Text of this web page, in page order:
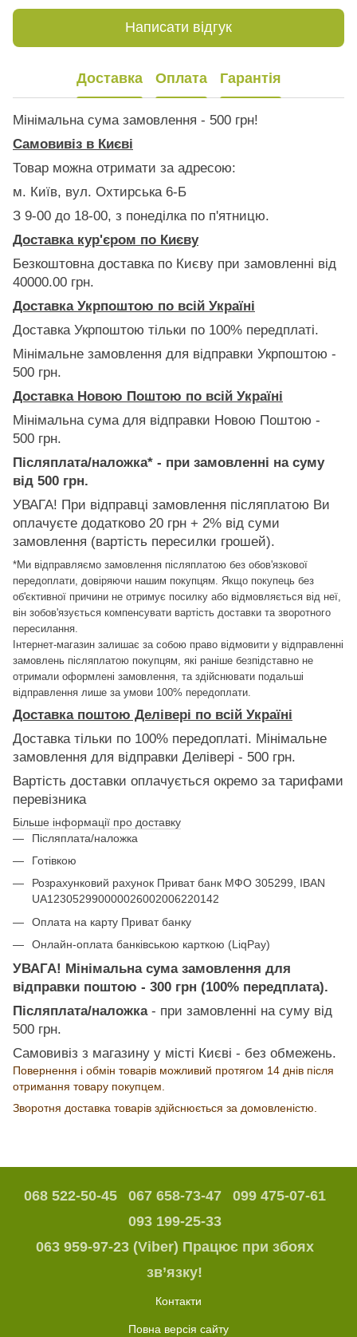
Написати відгук
Доставка Оплата Гарантія
Мінімальна сума замовлення - 500 грн!
Самовивіз в Києві
Товар можна отримати за адресою:
м. Київ, вул. Охтирська 6-Б
З 9-00 до 18-00, з понеділка по п'ятницю.
Доставка кур'єром по Києву
Безкоштовна доставка по Києву при замовленні від
40000.00 грн.
Доставка Укрпоштою по всій Україні
Доставка Укрпоштою тільки по 100% передплаті.
Мінімальне замовлення для відправки Укрпоштою -
500 грн.
Доставка Новою Поштою по всій Україні
Мінімальна сума для відправки Новою Поштою -
500 грн.
Післяплата/наложка* - при замовленні на суму
від 500 грн.
УВАГА! При відправці замовлення післяплатою Ви
оплачуєте додатково 20 грн + 2% від суми
замовлення (вартість пересилки грошей).
*Ми відправляємо замовлення післяплатою без обов'язкової
передоплати, довіряючи нашим покупцям. Якщо покупець без
об'єктивної причини не отримує посилку або відмовляється від неї,
він зобов'язується компенсувати вартість доставки та зворотного
пересилання.
Інтернет-магазин залишає за собою право відмовити у відправленні
замовлень післяплатою покупцям, які раніше безпідставно не
отримали оформлені замовлення, та здійснювати подальші
відправлення лише за умови 100% передоплати.
Доставка поштою Делівері по всій Україні
Доставка тільки по 100% передоплаті. Мінімальне
замовлення для відправки Делівері - 500 грн.
Вартість доставки оплачується окремо за тарифами
перевізника
Більше інформації про доставку
Післяплата/наложка
Готівкою
Розрахунковий рахунок Приват банк МФО 305299, IBAN
UA123052990000026002006220142
Оплата на карту Приват банку
Онлайн-оплата банківською карткою (LiqPay)
УВАГА! Мінімальна сума замовлення для
відправки поштою - 300 грн (100% передплата).
Післяплата/наложка- при замовленні на суму від
500 грн.
Самовивіз з магазину у місті Києві - без обмежень.
Повернення і обмін товарів можливий протягом 14 днів після
отримання товару покупцем.
Зворотня доставка товарів здійснюється за домовленістю.
068 522-50-45 067 658-73-47
099 475-07-61
093 199-25-33
063 959-97-23 (Viber) Працює при збоях
зв’язку!
Контакти
Повна версія сайту